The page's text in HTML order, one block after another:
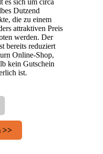
es sich um circa
Dutzend
die zu einem
attraktiven Preis
werden. Der
bereits reduziert
Online-Shop,
kein Gutschein
ist.
>>